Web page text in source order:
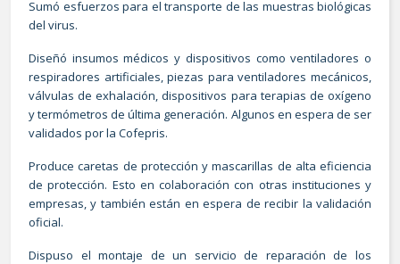
Sumó esfuerzos para el transporte de las muestras biológicas
del virus.
Diseñó insumos médicos y dispositivos como ventiladores o
respiradores artificiales, piezas para ventiladores mecánicos,
válvulas de exhalación, dispositivos para terapias de oxígeno
y termómetros de última generación. Algunos en espera de ser
validados por la Cofepris.
Produce caretas de protección y mascarillas de alta eficiencia
de protección. Esto en colaboración con otras instituciones y
empresas, y también están en espera de recibir la validación
oficial.
Dispuso el montaje de un servicio de reparación de los